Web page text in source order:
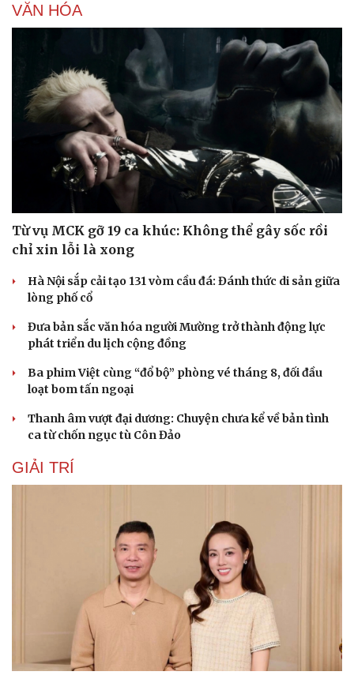
Cải chính
VĂN HÓA
Từ vụ MCK gỡ 19 ca khúc: Không thể gây sốc rồi
chỉ xin lỗi là xong
Hà Nội sắp cải tạo 131 vòm cầu đá: Đánh thức di sản giữa
lòng phố cổ
Đưa bản sắc văn hóa người Mường trở thành động lực
phát triển du lịch cộng đồng
Ba phim Việt cùng “đổ bộ” phòng vé tháng 8, đối đầu
loạt bom tấn ngoại
Thanh âm vượt đại dương: Chuyện chưa kể về bản tình
ca từ chốn ngục tù Côn Đảo
GIẢI TRÍ